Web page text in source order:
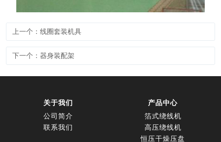
上一个：线圈套装机具
下一个：器身装配架
关于我们
公司简介
联系我们
产品中心
箔式绕线机
高压绕线机
恒压干燥压盘